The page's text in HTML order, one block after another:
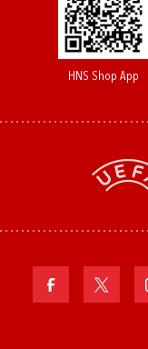
HNS Shop App